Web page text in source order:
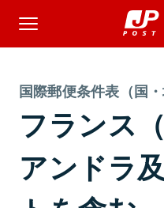
国際郵便条件表（国・
フランス
アンドラ